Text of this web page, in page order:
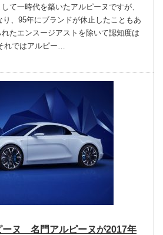
て一時代を築いたアルピーヌですが、
り、95年にブランドが休止したこともあ
たエンスージアストを除いて認知度は
れではアルピー…
ーヌ 名門アルピーヌが2017年